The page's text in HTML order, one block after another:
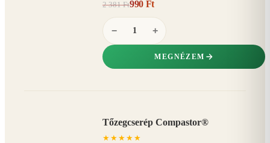
2 381 Ft990 Ft
− +
MEGNÉZEM
Tőzegcserép Compastor®
★ ★ ★ ★ ★